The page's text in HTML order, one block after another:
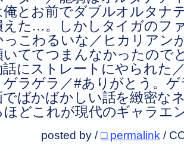
俺とお前でダブルオルタナ
えた…。しかしタイガのフ
っこわるいな／ヒカリアン
いててつまんなかったので
話にストレートにやられた
ゲラゲラ／#ありがとう。
でばかばかしい話を緻密な
ほどこれが現代のギャラエ
posted by /□ permalink /